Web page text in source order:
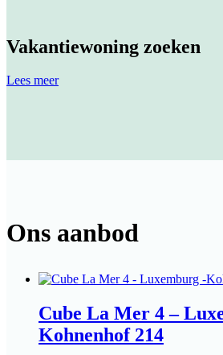
Vakantiewoning zoeken
Lees meer
Ons aanbod
Cube La Mer 4 –
Kohnenhof 214